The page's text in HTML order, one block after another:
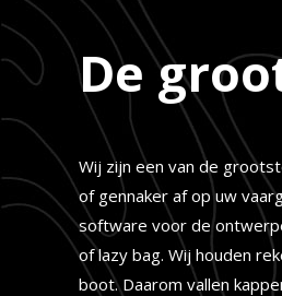
De
Wij zijn een van de
of gennaker af op uw
software voor de
of lazy bag. Wij houden
boot. Daarom vallen